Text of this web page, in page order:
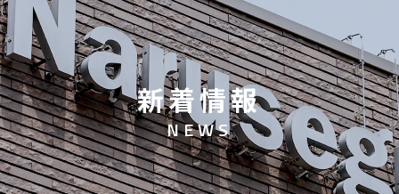
新着情報
NEWS